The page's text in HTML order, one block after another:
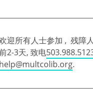
迎所有人士参加 , 残障
2-3天, 致电
.